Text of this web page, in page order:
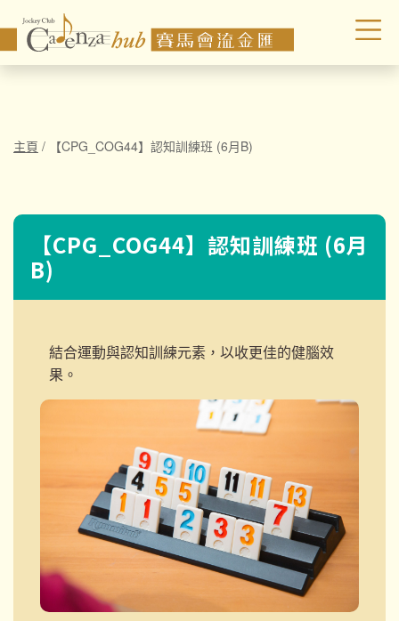
主頁 / 【CPG_COG44】認知訓練班 (6月B)
【CPG_COG44】認知訓練班 (6月
B)
結合運動與認知訓練元素，以收更佳的健腦效
果。